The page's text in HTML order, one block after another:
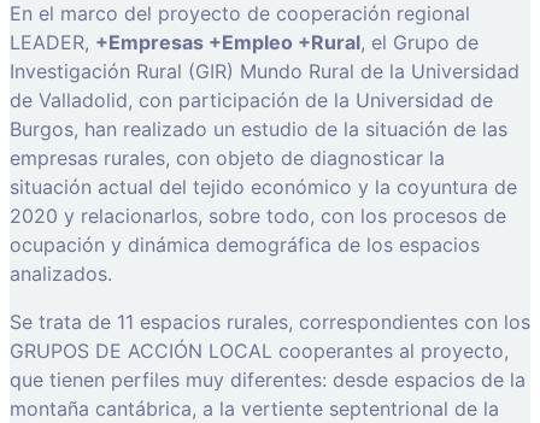
En el marco del proyecto de cooperación regional
LEADER, +Empresas +Empleo +Rural, el Grupo de
Investigación Rural (GIR) Mundo Rural de la Universidad
de Valladolid, con participación de la Universidad de
Burgos, han realizado un estudio de la situación de las
empresas rurales, con objeto de diagnosticar la
situación actual del tejido económico y la coyuntura de
2020 y relacionarlos, sobre todo, con los procesos de
ocupación y dinámica demográfica de los espacios
analizados.
Se trata de 11 espacios rurales, correspondientes con los
GRUPOS DE ACCIÓN LOCAL cooperantes al proyecto,
que tienen perfiles muy diferentes: desde espacios de la
montaña cantábrica, a la vertiente septentrional de la